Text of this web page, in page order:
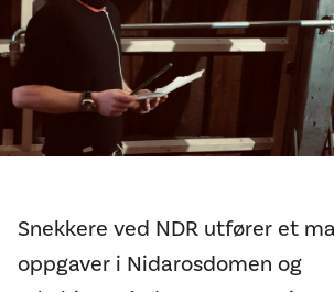
Snekkere ved NDR utfører et
oppgaver i Nidarosdomen og